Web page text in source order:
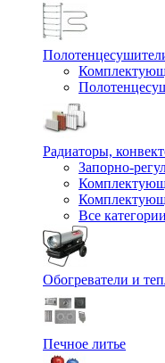
Радиаторы,
Запорно-
Все
Обогреватели и
Печное литье